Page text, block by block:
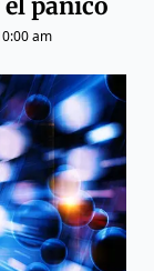
pánico
am